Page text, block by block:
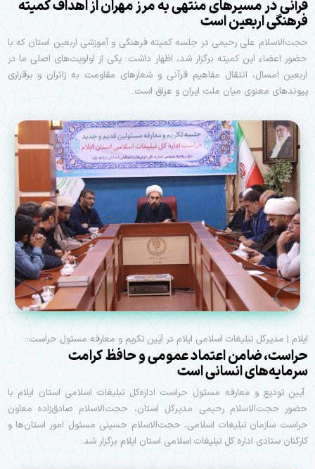
قرآنی در مسیرهای منتهی به مرز مهران از اهداف کمیته
فرهنگی اربعین است
حجت‌الاسلام علی رحیمی در جلسه کمیته فرهنگی و آموزشی اربعین استان که با
حضور اعضاء این کمیته برگزار شد، اظهار داشت: یکی از اولویت‌های اصلی ما در
اربعین امسال، انتقال مفاهیم قرآنی و شعارهای مقاومت به زائران و برقراری
پیوندهای معنوی میان ملت ایران و عراق است.
ایلام | مدیرکل تبلیغات اسلامی ایلام در آیین تکریم و معارفه مسئول حراست:
حراست، ضامن اعتماد عمومی و حافظ کرامت
سرمایه‌های انسانی است
آیین تودیع و معارفه مسئول حراست اداره‌کل تبلیغات اسلامی استان ایلام با
حضور حجت‌الاسلام رحیمی مدیرکل استان، حجت‌الاسلام صادق‌زاده معاون
حراست سازمان تبلیغات اسلامی، حجت‌الاسلام حسینی مسئول امور استان‌ها و
کارکنان ستادی اداره کل تبلیغات اسلامی استان ایلام برگزار شد.